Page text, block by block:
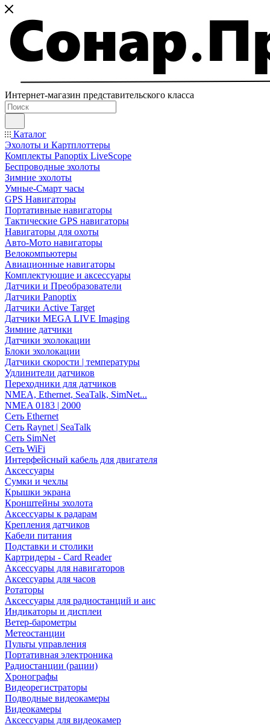
Интернет-магазин представительского класса
Каталог
Эхолоты и Картплоттеры
Комплекты Panoptix LiveScope
Беспроводные эхолоты
Зимние эхолоты
Умные-Смарт часы
GPS Навигаторы
Портативные навигаторы
Тактические GPS навигаторы
Навигаторы для охоты
Авто-Мото навигаторы
Велокомпьютеры
Авиационные навигаторы
Комплектующие и аксессуары
Датчики и Преобразователи
Датчики Panoptix
Датчики Active Target
Датчики MEGA LIVE Imaging
Зимние датчики
Датчики эхолокации
Блоки эхолокации
Датчики скорости | температуры
Удлинители датчиков
Переходники для датчиков
NMEA, Ethernet, SeaTalk, SimNet...
NMEA 0183 | 2000
Сеть Ethernet
Сеть Raynet | SeaTalk
Сеть SimNet
Сеть WiFi
Интерфейсный кабель для двигателя
Аксессуары
Сумки и чехлы
Крышки экрана
Кронштейны эхолота
Аксессуары к радарам
Крепления датчиков
Кабели питания
Подставки и столики
Картридеры - Card Reader
Аксессуары для навигаторов
Аксессуары для часов
Ротаторы
Аксессуары для радиостанций и аис
Индикаторы и дисплеи
Ветер-барометры
Метеостанции
Пульты управления
Портативная электроника
Радиостанции (рации)
Хронографы
Видеорегистраторы
Подводные видеокамеры
Видеокамеры
Аксессуары для видеокамер